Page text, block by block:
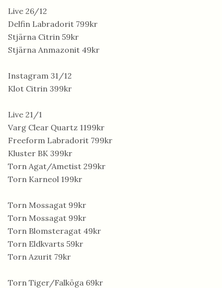
Live 26/12
Delfin Labradorit 799kr
Stjärna Citrin 59kr
Stjärna Anmazonit 49kr
Instagram 31/12
Klot Citrin 399kr
Live 21/1
Varg Clear Quartz 1199kr
Freeform Labradorit 799kr
Kluster BK 399kr
Torn Agat/Ametist 299kr
Torn Karneol 199kr
Torn Mossagat 99kr
Torn Mossagat 99kr
Torn Blomsteragat 49kr
Torn Eldkvarts 59kr
Torn Azurit 79kr
Torn Tiger/Falköga 69kr